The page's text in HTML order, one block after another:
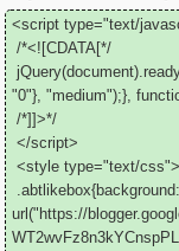
<script type="text/
/*<![CDATA[*/
"0"}, "medium");},
/*]]>*/
</script>
<style type="text/css">
.abtlikebox{background:
url("https://